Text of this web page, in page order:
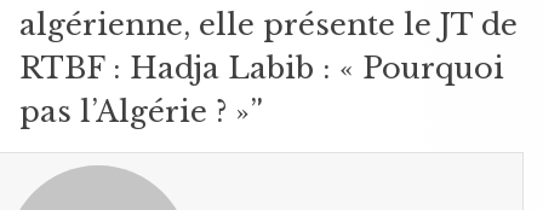
algérienne, elle présente le JT de
RTBF : Hadja Labib : « Pourquoi
pas l’Algérie ? »”